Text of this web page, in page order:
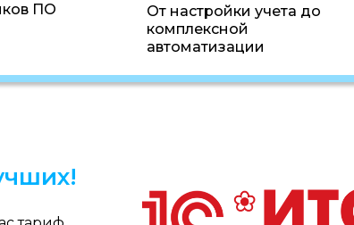
ПО
От настройки учета до
комплексной
автоматизации